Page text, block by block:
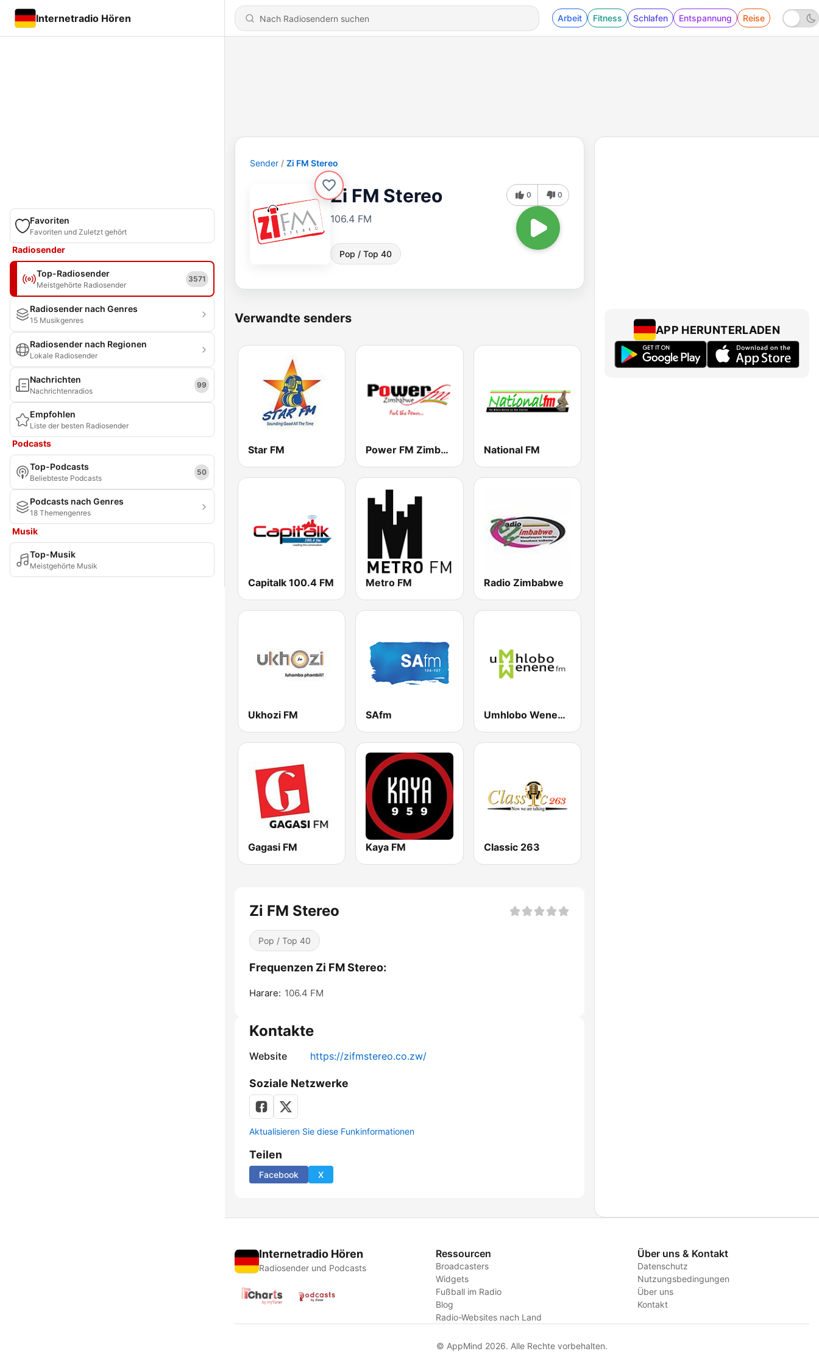
Internetradio Hören Arbeit Fitness Schlafen Entspannung Reise
Favoriten
Favoriten und Zuletzt gehört
Radiosender
Top-Radiosender
Meistgehörte Radiosender
3571
Radiosender nach Genres
15 Musikgenres
Radiosender nach Regionen
Lokale Radiosender
Nachrichten
Nachrichtenradios
99
Empfohlen
Liste der besten Radiosender
Podcasts
Top-Podcasts
Beliebteste Podcasts
50
Podcasts nach Genres
18 Themengenres
Musik
Top-Musik
Meistgehörte Musik
Sender Zi FM Stereo
Zi FM Stereo
106.4 FM
Pop / Top 40
0 0
Verwandte senders
Star FM Power FM Zimbabwe National FM
Capitalk 100.4 FM Metro FM Radio Zimbabwe
Ukhozi FM SAfm Umhlobo Wenene FM
Gagasi FM Kaya FM Classic 263
Zi FM Stereo
Pop / Top 40
Frequenzen Zi FM Stereo:
Harare: 106.4 FM
Kontakte
Website https://zifmstereo.co.zw/
Soziale Netzwerke
Aktualisieren Sie diese Funkinformationen
Teilen
Facebook X
APP HERUNTERLADEN
Internetradio Hören
Radiosender und Podcasts
Ressourcen
Broadcasters
Widgets
Fußball im Radio
Blog
Radio-Websites nach Land
Über uns & Kontakt
Datenschutz
Nutzungsbedingungen
Über uns
Kontakt
© AppMind 2026. Alle Rechte vorbehalten.